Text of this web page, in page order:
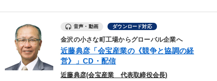
音声・動画 ダウンロード対応
金沢の小さな町工場からグローバル企業へ
近藤典彦「会宝産業の《競争と協調の経
営》」CD・配信
近藤典彦(会宝産業 代表取締役会長)